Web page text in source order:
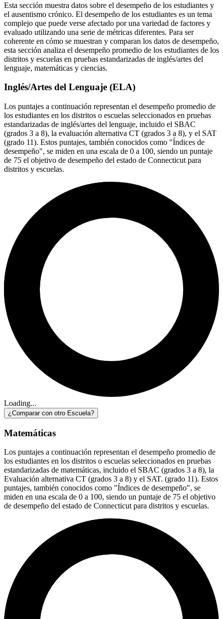
Esta sección muestra datos sobre el desempeño de los estudiantes y
el ausentismo crónico. El desempeño de los estudiantes es un tema
complejo que puede verse afectado por una variedad de factores y
evaluado utilizando una serie de métricas diferentes. Para ser
coherente en cómo se muestran y comparan los datos de desempeño,
esta sección analiza el desempeño promedio de los estudiantes de los
distritos y escuelas en pruebas estandarizadas de inglés/artes del
lenguaje, matemáticas y ciencias.
Inglés/Artes del Lenguaje (ELA)
Los puntajes a continuación representan el desempeño promedio de
los estudiantes en los distritos o escuelas seleccionados en pruebas
estandarizadas de inglés/artes del lenguaje, incluido el SBAC
(grados 3 a 8), la evaluación alternativa CT (grados 3 a 8), y el SAT
(grado 11). Estos puntajes, también conocidos como "Índices de
desempeño", se miden en una escala de 0 a 100, siendo un puntaje
de 75 el objetivo de desempeño del estado de Connecticut para
distritos y escuelas.
Loading...
¿Comparar con otro Escuela?
Matemáticas
Los puntajes a continuación representan el desempeño promedio de
los estudiantes en los distritos o escuelas seleccionados en pruebas
estandarizadas de matemáticas, incluido el SBAC (grados 3 a 8), la
Evaluación alternativa CT (grados 3 a 8) y el SAT. (grado 11). Estos
puntajes, también conocidos como "Índices de desempeño", se
miden en una escala de 0 a 100, siendo un puntaje de 75 el objetivo
de desempeño del estado de Connecticut para distritos y escuelas.